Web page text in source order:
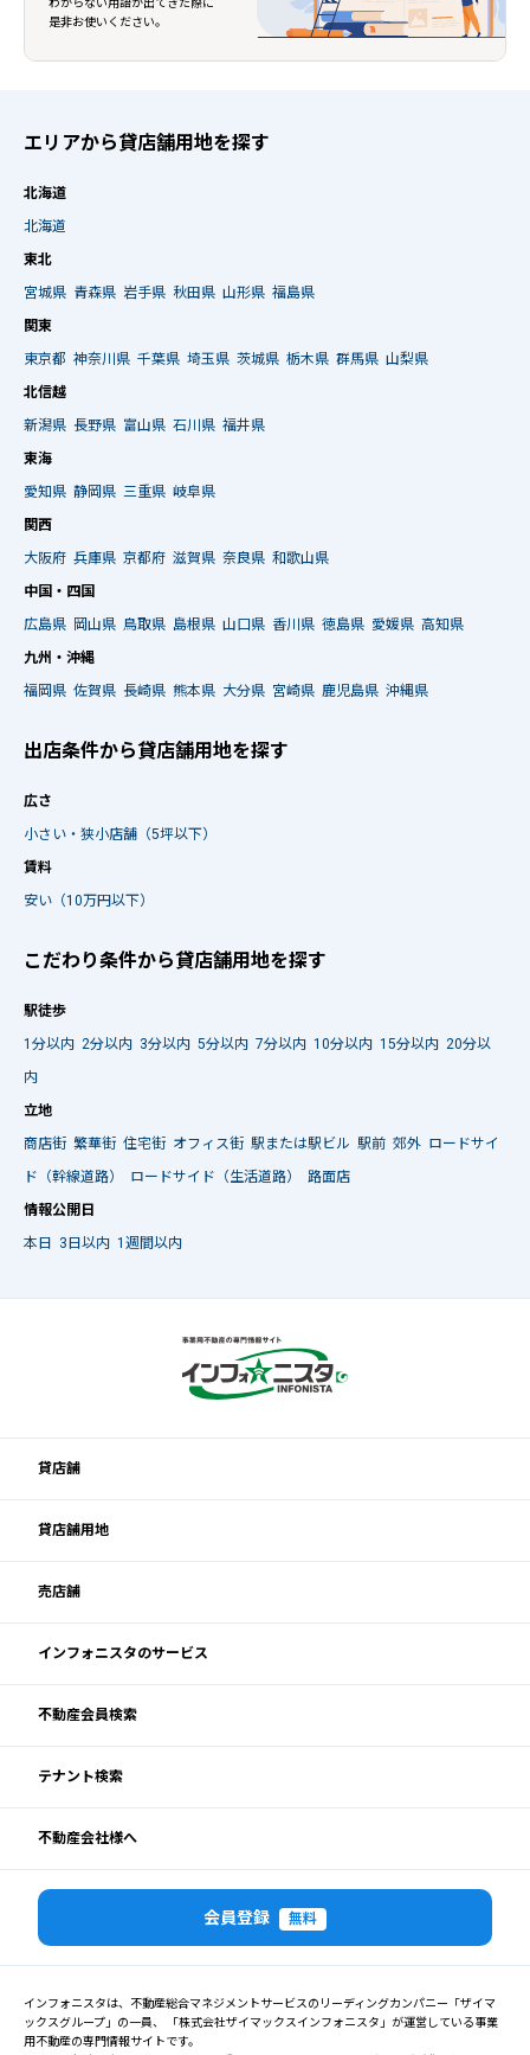
わからない用語が出てきた際に
是非お使いください。
エリアから貸店舗用地を探す
北海道
北海道
東北
宮城県 青森県 岩手県 秋田県 山形県 福島県
関東
東京都 神奈川県 千葉県 埼玉県 茨城県 栃木県 群馬県 山梨県
北信越
新潟県 長野県 富山県 石川県 福井県
東海
愛知県 静岡県 三重県 岐阜県
関西
大阪府 兵庫県 京都府 滋賀県 奈良県 和歌山県
中国・四国
広島県 岡山県 鳥取県 島根県 山口県 香川県 徳島県 愛媛県 高知県
九州・沖縄
福岡県 佐賀県 長崎県 熊本県 大分県 宮崎県 鹿児島県 沖縄県
出店条件から貸店舗用地を探す
広さ
小さい・狭小店舗（5坪以下）
賃料
安い（10万円以下）
こだわり条件から貸店舗用地を探す
駅徒歩
1分以内 2分以内 3分以内 5分以内 7分以内 10分以内 15分以内 20分以
内
立地
商店街 繁華街 住宅街 オフィス街 駅または駅ビル 駅前 郊外 ロードサイ
ド（幹線道路）
ロードサイド（生活道路）
路面店
情報公開日
本日
3日以内 1週間以内
貸店舗
貸店舗用地
売店舗
インフォニスタのサービス
不動産会員検索
テナント検索
不動産会社様へ
会員登録 無料
インフォニスタは、不動産総合マネジメントサービスのリーディングカンパニー「ザイマ
ックスグループ」の一員、 「株式会社ザイマックスインフォニスタ」が運営している事業
用不動産の専門情報サイトです。